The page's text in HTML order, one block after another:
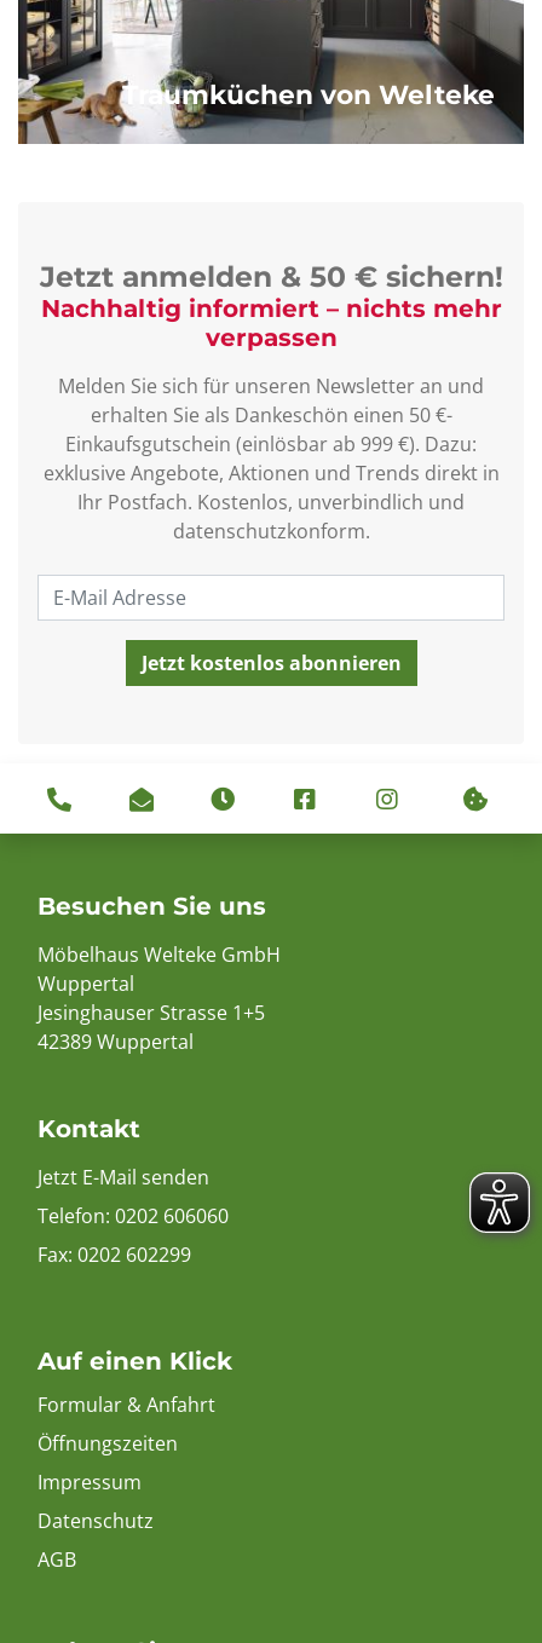
Traumküchen von Welteke
Jetzt anmelden & 50 € sichern!
Nachhaltig informiert – nichts mehr
verpassen
Melden Sie sich für unseren Newsletter an und
erhalten Sie als Dankeschön einen 50 €-
Einkaufsgutschein (einlösbar ab 999 €). Dazu:
exklusive Angebote, Aktionen und Trends direkt in
Ihr Postfach. Kostenlos, unverbindlich und
datenschutzkonform.
Besuchen Sie uns
Möbelhaus Welteke GmbH
Wuppertal
Jesinghauser Strasse 1+5
42389 Wuppertal
Kontakt
Jetzt E-Mail senden
Telefon: 0202 606060
Fax: 0202 602299
Auf einen Klick
Formular & Anfahrt
Öffnungszeiten
Impressum
Datenschutz
AGB